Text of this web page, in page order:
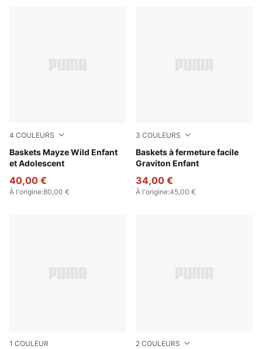
4 COULEURS
Baskets Mayze Wild Enfant
et Adolescent
PUMA White-Snow Mountain Blue
40,00 €
À l'origine:80,00 €
3 COULEURS
Baskets à fermeture facile
Graviton Enfant
Puma Black-Puma Black-
34,00 €
À l'origine:45,00 €
1 COULEUR 2 COULEURS